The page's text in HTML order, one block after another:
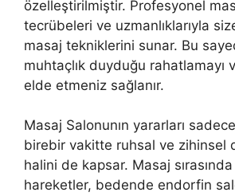
özelleştirilmiştir. Profesyonel
tecrübeleri ve uzmanlıklarıyla
masaj tekniklerini sunar. Bu
muhtaçlık duyduğu rahatlamayı
elde etmeniz sağlanır.
Masaj Salonunın yararları
birebir vakitte ruhsal ve zihinsel
halini de kapsar. Masaj
hareketler, bedende endorfin